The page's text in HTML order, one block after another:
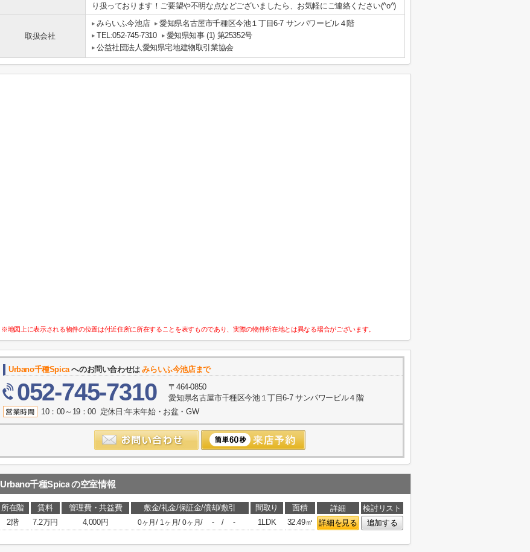
り扱っております！ご要望や不明な点などございましたら、お気軽にご連絡ください(^o^)
取扱会社
みらいふ今池店
愛知県名古屋市千種区今池１丁目6-7 サンパワービル４階
TEL:052-745-7310
愛知県知事 (1) 第25352号
公益社団法人愛知県宅地建物取引業協会
※地図上に表示される物件の位置は付近住所に所在することを表すものであり、実際の物件所在地とは異なる場合がございます。
Urbano千種Spicaへのお問い合わせはみらいふ今池店まで
052-745-7310
〒464-0850
愛知県名古屋市千種区今池１丁目6-7 サンパワービル４階
10：00～19：00 定休日:年末年始・お盆・GW
Urbano千種Spica の空室情報
所在階 賃料 管理費・共益費 敷金/礼金/保証金/償却/敷引 間取り 面積 詳細
検討リスト
2階
7.2万円 4,000円 0ヶ月/ 1ヶ月/0ヶ月/ - / - 1LDK 32.49㎡ 詳細を見る 追加する